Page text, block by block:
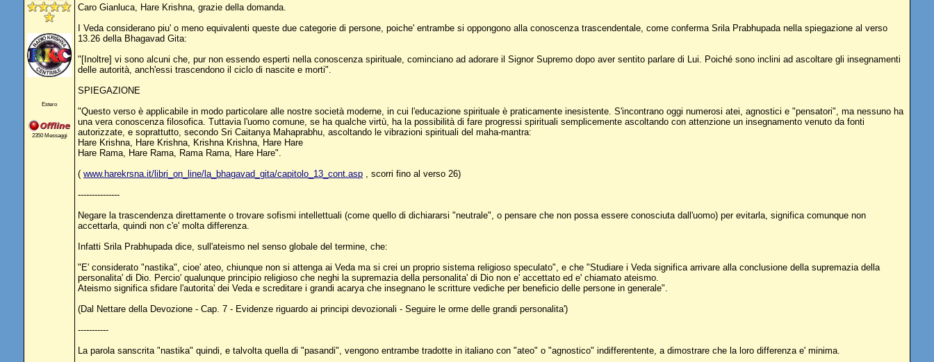
Estero
2350 Messaggi
Caro Gianluca, Hare Krishna, grazie della domanda.
I Veda considerano piu' o meno equivalenti queste due categorie di persone, poiche' entrambe si oppongono alla conoscenza trascendentale, come conferma Srila Prabhupada nella spiegazione al verso
13.26 della Bhagavad Gita:
"[Inoltre] vi sono alcuni che, pur non essendo esperti nella conoscenza spirituale, cominciano ad adorare il Signor Supremo dopo aver sentito parlare di Lui. Poiché sono inclini ad ascoltare gli insegnamenti
delle autorità, anch'essi trascendono il ciclo di nascite e morti".
SPIEGAZIONE
"Questo verso è applicabile in modo particolare alle nostre società moderne, in cui l'educazione spirituale è praticamente inesistente. S'incontrano oggi numerosi atei, agnostici e "pensatori", ma nessuno ha
una vera conoscenza filosofica. Tuttavia l'uomo comune, se ha qualche virtù, ha la possibilità di fare progressi spirituali semplicemente ascoltando con attenzione un insegnamento venuto da fonti
autorizzate, e soprattutto, secondo Sri Caitanya Mahaprabhu, ascoltando le vibrazioni spirituali del maha-mantra:
Hare Krishna, Hare Krishna, Krishna Krishna, Hare Hare
Hare Rama, Hare Rama, Rama Rama, Hare Hare".
( www.harekrsna.it/libri_on_line/la_bhagavad_gita/capitolo_13_cont.asp , scorri fino al verso 26)
---------------
Negare la trascendenza direttamente o trovare sofismi intellettuali (come quello di dichiararsi "neutrale", o pensare che non possa essere conosciuta dall'uomo) per evitarla, significa comunque non
accettarla, quindi non c'e' molta differenza.
Infatti Srila Prabhupada dice, sull'ateismo nel senso globale del termine, che:
"E' considerato "nastika", cioe' ateo, chiunque non si attenga ai Veda ma si crei un proprio sistema religioso speculato", e che "Studiare i Veda significa arrivare alla conclusione della supremazia della
personalita' di Dio. Percio' qualunque principio religioso che neghi la supremazia della personalita' di Dio non e' accettato ed e' chiamato ateismo.
Ateismo significa sfidare l'autorita' dei Veda e screditare i grandi acarya che insegnano le scritture vediche per beneficio delle persone in generale".
(Dal Nettare della Devozione - Cap. 7 - Evidenze riguardo ai principi devozionali - Seguire le orme delle grandi personalita')
-----------
La parola sanscrita "nastika" quindi, e talvolta quella di "pasandi", vengono entrambe tradotte in italiano con "ateo" o "agnostico" indifferentente, a dimostrare che la loro differenza e' minima.